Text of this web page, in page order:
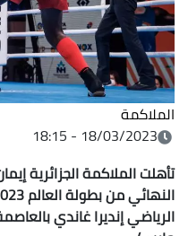
الملاكمة
18/03/2023 - 18:15